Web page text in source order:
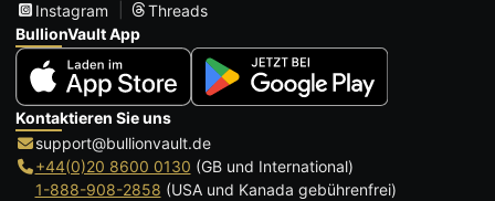
Instagram
Threads
BullionVault App
Kontaktieren Sie uns
support@bullionvault.de
+44(0)20 8600 0130 (GB und International)
1-888-908-2858 (USA und Kanada gebührenfrei)